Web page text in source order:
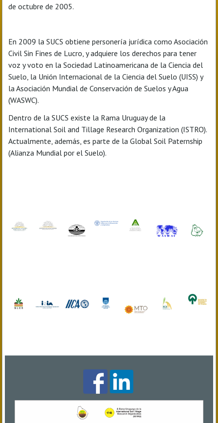
de octubre de 2005.
En 2009 la SUCS obtiene personería jurídica como Asociación
Civil Sin Fines de Lucro, y adquiere los derechos para tener
voz y voto en la Sociedad Latinoamericana de la Ciencia del
Suelo, la Unión Internacional de la Ciencia del Suelo (UISS) y
la Asociación Mundial de Conservación de Suelos y Agua
(WASWC).
Dentro de la SUCS existe la Rama Uruguay de la
International Soil and Tillage Research Organization (ISTRO).
Actualmente, además, es parte de la Global Soil Paternship
(Alianza Mundial por el Suelo).